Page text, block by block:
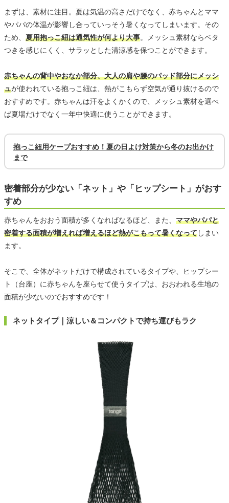
まずは、素材に注目。夏は気温の高さだけでなく、赤ちゃんとママ
やパパの体温が影響し合っていっそう暑くなってしまいます。その
ため、 夏用抱っこ紐は通気性が何より大事。メッシュ素材ならベタ
つきを感じにくく、サラッとした清涼感を保つことができます。
赤ちゃんの背中やおなか部分、大人の肩や腰のパッド部分にメッシ
ュが使われている抱っこ紐は、熱がこもらず空気が通り抜けるので
おすすめです。赤ちゃんは汗をよくかくので、メッシュ素材を選べ
ば夏場だけでなく一年中快適に使うことができます。
抱っこ紐用ケープおすすめ！夏の日よけ対策から冬のお出かけ
まで
密着部分が少ない「ネット」や「ヒップシート」がおす
すめ
赤ちゃんをおおう面積が多くなればなるほど、また、 ママやパパと
密着する面積が増えれば増えるほど熱がこもって暑くなってしまい
ます。
そこで、全体がネットだけで構成されているタイプや、ヒップシー
ト（台座）に赤ちゃんを座らせて使うタイプは、おおわれる生地の
面積が少ないのでおすすめです！
ネットタイプ｜涼しい＆コンパクトで持ち運びもラク